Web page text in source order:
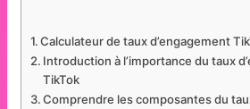
Calculateur de taux d’engagement
Introduction à l’importance du taux
TikTok
Comprendre les composantes du